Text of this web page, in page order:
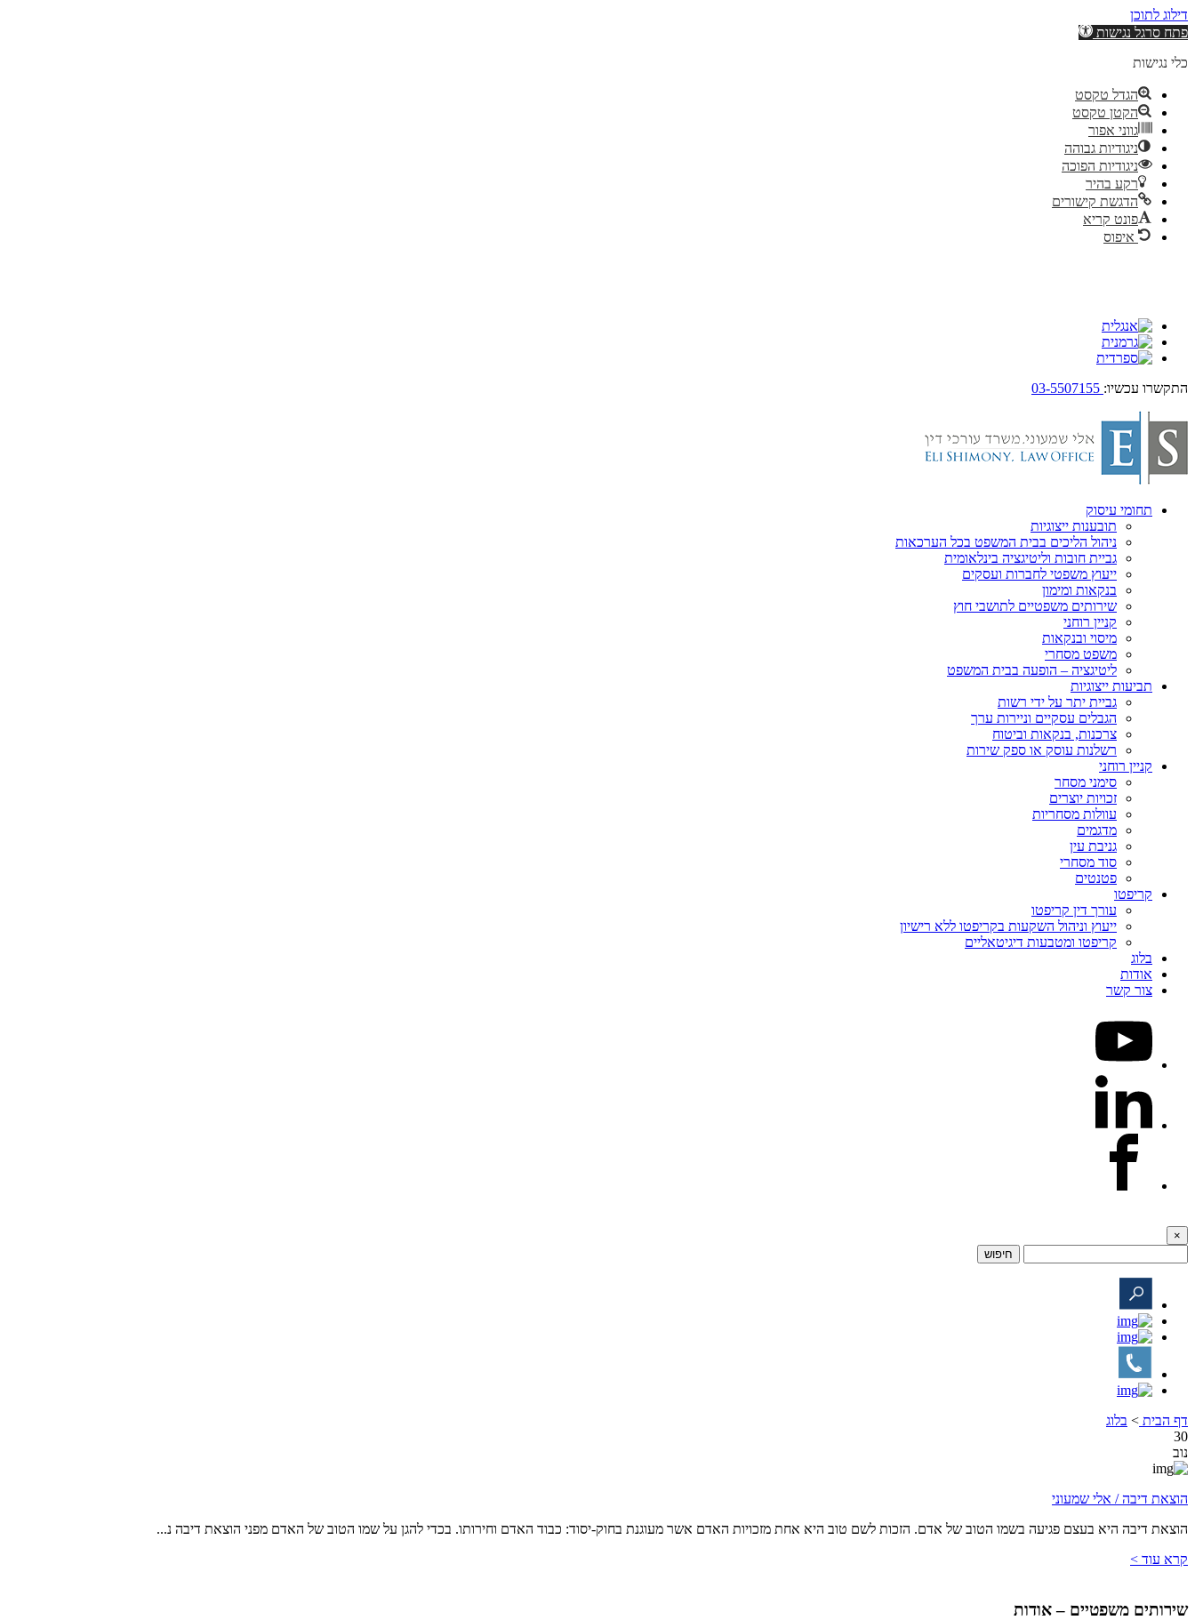
דילוג לתוכן
פתח סרגל נגישות
כלי נגישות
הגדל טקסט
הקטן טקסט
גווני אפור
ניגודיות גבוהה
ניגודיות הפוכה
רקע בהיר
הדגשת קישורים
פונט קריא
איפוס
התקשרו עכשיו:
תחומי עיסוק
תובענות ייצוגיות
ניהול הליכים בבית המשפט בכל הערכאות
גביית חובות וליטיגציה בינלאומית
ייעוץ משפטי לחברות ועסקים
בנקאות ומימון
שירותים משפטיים לתושבי חוץ
קניין רוחני
מיסוי ובנקאות
משפט מסחרי
ליטיגציה – הופעה בבית המשפט
תביעות ייצוגיות
גביית יתר על ידי רשות
הגבלים עסקיים וניירות ערך
צרכנות, בנקאות וביטוח
רשלנות עוסק או ספק שירות
קניין רוחני
סימני מסחר
זכויות יוצרים
עוולות מסחריות
מדגמים
גניבת עין
סוד מסחרי
פטנטים
קריפטו
עורך דין קריפטו
ייעוץ וניהול השקעות בקריפטו ללא רישיון
קריפטו ומטבעות דיגיטאליים
בלוג
אודות
צור קשר
×
חיפוש
דף הבית > בלוג
30
נוב
הוצאת דיבה / אלי שמעוני
הוצאת דיבה היא בעצם פגיעה בשמו הטוב של אדם. הזכות לשם טוב היא אחת מזכויות האדם אשר מעוגנת בחוק-יסוד: כבוד האדם וחירותו. בכדי להגן על שמו הטוב של האדם מפני הוצאת דיבה נ...
קרא עוד >
שירותים משפטיים – אודות